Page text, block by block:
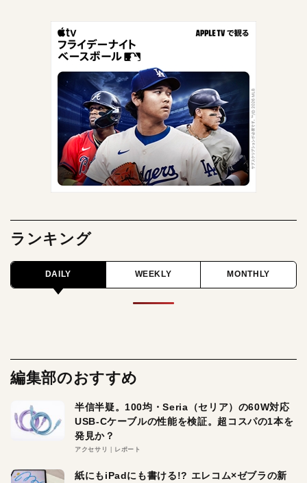
ランキング
DAILY WEEKLY MONTHLY
編集部のおすすめ
半信半疑。100均・Seria（セリア）の60W対応
USB-Cケーブルの性能を検証。超コスパの1本を
発見か？
アクセサリ レポート
紙にもiPadにも書ける!? エレコム×ゼブラの新